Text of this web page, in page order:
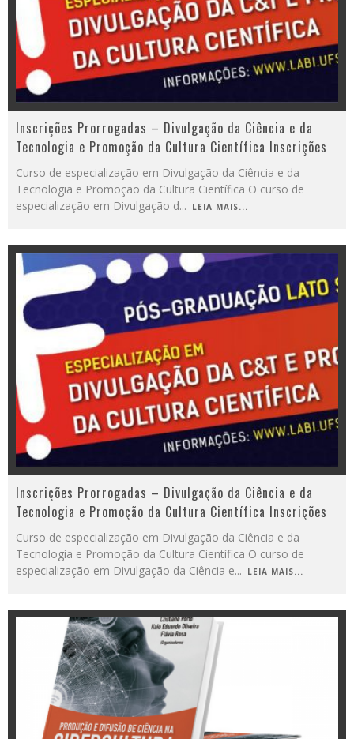
Inscrições Prorrogadas – Divulgação da Ciência e da
Tecnologia e Promoção da Cultura Científica Inscrições
Curso de especialização em Divulgação da Ciência e da
Tecnologia e Promoção da Cultura Científica O curso de
especialização em Divulgação d... LEIA MAIS...
Inscrições Prorrogadas – Divulgação da Ciência e da
Tecnologia e Promoção da Cultura Científica Inscrições
Curso de especialização em Divulgação da Ciência e da
Tecnologia e Promoção da Cultura Científica O curso de
especialização em Divulgação da Ciência e... LEIA MAIS...